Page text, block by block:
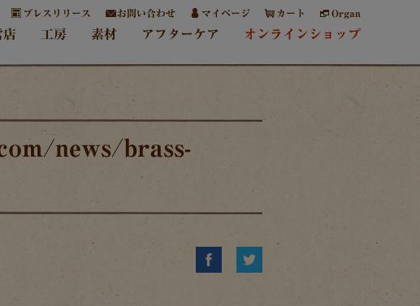
プレスリリース お問い合わせ マイページ カート Organ
店 工房 素材 アフターケア オンラインショップ
news/brass-